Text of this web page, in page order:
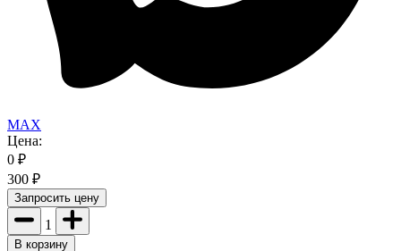
MAX
Цена:
0 ₽
300 ₽
Запросить цену
1
В корзину